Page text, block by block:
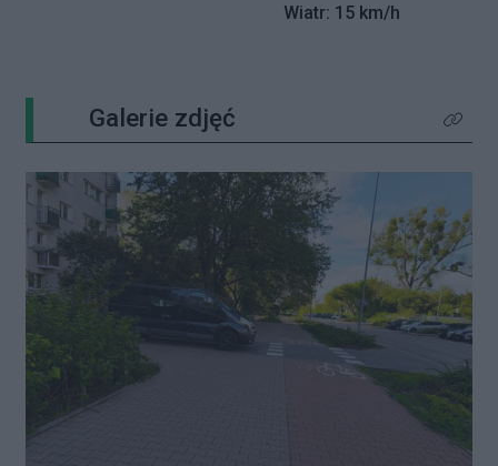
Wiatr: 15 km/h
Galerie zdjęć Kliknij